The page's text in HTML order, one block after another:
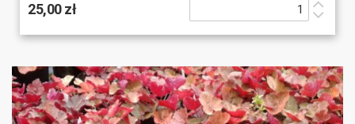
25,00 zł